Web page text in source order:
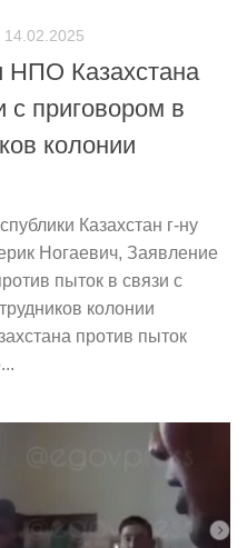
14.02.2025
НПО Казахстана
с приговором в
колонии
Казахстан г-ну
Ногаевич, Заявление
пыток в связи с
колонии
против пыток